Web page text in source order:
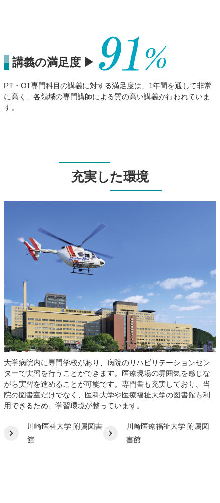
講義の満足度 ▶
PT・OT専門科目の講義に対する満足度は、1年間を通して非常
に高く、各領域の専門講師による質の高い講義が行われていま
す。
充実した環境
大学病院内に専門学校があり、病院のリハビリテーションセン
ターで実習を行うことができます。医療現場の雰囲気を感じな
がら実習を進めることが可能です。専門書も充実しており、当
院の図書室だけでなく、医科大学や医療福祉大学の図書館も利
用できるため、学習環境が整っています。
川崎医科大学 附属図書
館
川崎医療福祉大学 附属図
書館